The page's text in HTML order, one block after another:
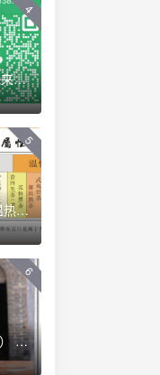
4
【定制茶品商城】 lxlb.net 来些六堡
5
三口居士：常见茶类寒凉温热属性一览 (2013-04-01 09:53:04)
6
六堡茶 槟榔香不是“香” (二） ——透彻理解六堡茶槟榔香及其成因